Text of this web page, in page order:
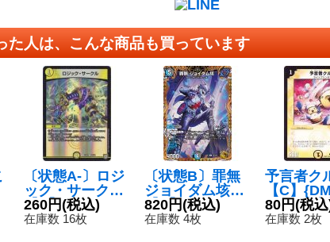
た人は、こんな商品も買っています
〔状態A-〕ロジ
ック・サークル
【C】{EX0364/
69}《光》
260円(税込)
在庫数 16枚
〔状態B〕罪無
ジョイダム垓
【U】{23RP3S
P4/SP5}《多》
820円(税込)
在庫数 4枚
予言者ク
【C】
7/22}《光
80円(税
在庫数 2枚